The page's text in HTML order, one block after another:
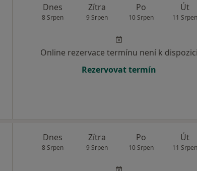
Dnes
8 Srpen
Zítra
9 Srpen
Po
10 Srpen
Út
11 Srpen
Online rezervace termínu není k dispozici
Rezervovat termín
Dnes
8 Srpen
Zítra
9 Srpen
Po
10 Srpen
Út
11 Srpen